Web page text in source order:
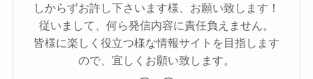
しからずお許し下さいます様、お願い致します！
従いまして、何ら発信内容に責任負えません。
皆様に楽しく役立つ様な情報サイトを目指します
ので、宜しくお願い致します。